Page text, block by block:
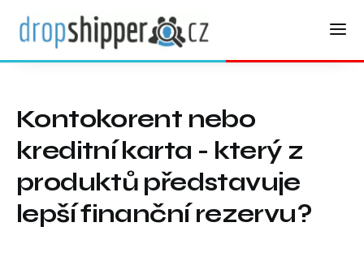
Kontokorent nebo
kreditní karta - který z
produktů představuje
lepší finanční rezervu?